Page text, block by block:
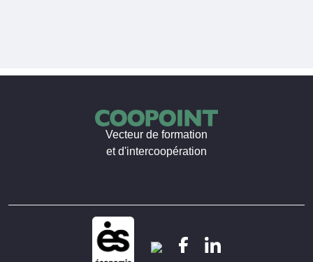
Vecteur de formation
et d'intercoopération